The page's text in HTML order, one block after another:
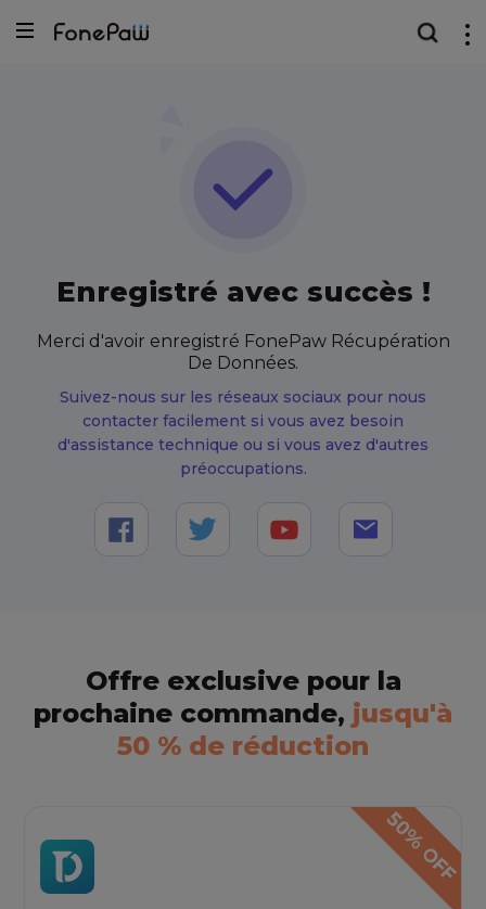
Enregistré avec succès !
Merci d'avoir enregistré FonePaw Récupération
De Données.
Suivez-nous sur les réseaux sociaux pour nous
contacter facilement si vous avez besoin
d'assistance technique ou si vous avez d'autres
préoccupations.
Offre exclusive pour la
prochaine commande, jusqu'à
50 % de réduction